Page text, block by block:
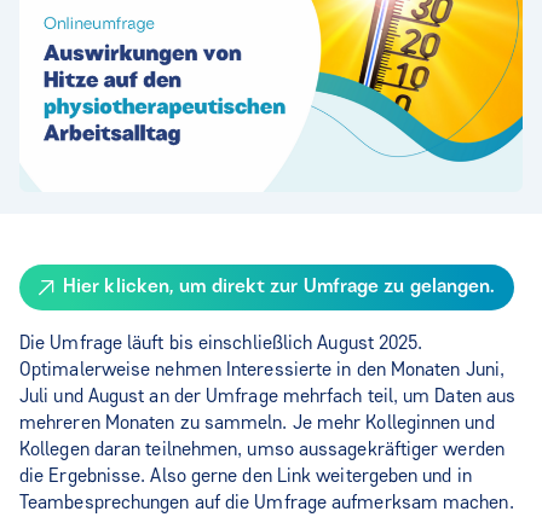
Hier klicken, um direkt zur Umfrage zu gelangen.
Die Umfrage läuft bis einschließlich August 2025.
Optimalerweise nehmen Interessierte in den Monaten Juni,
Juli und August an der Umfrage mehrfach teil, um Daten aus
mehreren Monaten zu sammeln. Je mehr Kolleginnen und
Kollegen daran teilnehmen, umso aussagekräftiger werden
die Ergebnisse. Also gerne den Link weitergeben und in
Teambesprechungen auf die Umfrage aufmerksam machen.